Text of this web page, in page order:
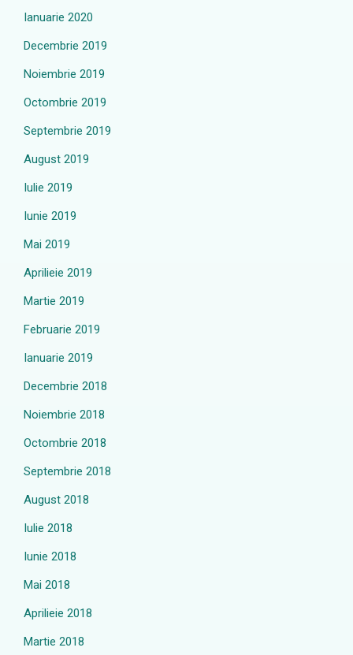
Ianuarie 2020
Decembrie 2019
Noiembrie 2019
Octombrie 2019
Septembrie 2019
August 2019
Iulie 2019
Iunie 2019
Mai 2019
Aprilieie 2019
Martie 2019
Februarie 2019
Ianuarie 2019
Decembrie 2018
Noiembrie 2018
Octombrie 2018
Septembrie 2018
August 2018
Iulie 2018
Iunie 2018
Mai 2018
Aprilieie 2018
Martie 2018